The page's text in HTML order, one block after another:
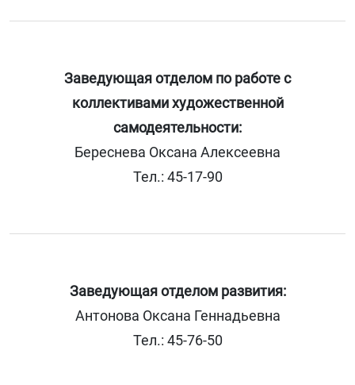
Заведующая отделом по работе с
коллективами художественной
самодеятельности:
Береснева Оксана Алексеевна
Тел.: 45-17-90
Заведующая отделом развития:
Антонова Оксана Геннадьевна
Тел.: 45-76-50